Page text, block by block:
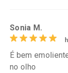
Sonia M.
É bem
no olho